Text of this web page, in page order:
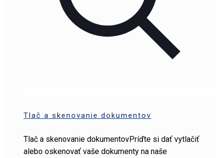
Tlač a skenovanie dokumentov
Tlač a skenovanie dokumentovPríďte si dať vytlačiť
alebo oskenovať vaše dokumenty na naše